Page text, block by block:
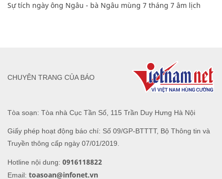
Sự tích ngày ông Ngâu - bà Ngâu mùng 7 tháng 7 âm lịch
Tòa soạn: Tòa nhà Cục Tần Số, 115 Trần Duy Hưng Hà Nội
Giấy phép hoạt động báo chí: Số 09/GP-BTTTT, Bộ Thông tin và
Truyền thông cấp ngày 07/01/2019.
Hotline nội dung: 0916118822
Email: toasoan@infonet.vn
CHUYÊN TRANG CỦA BÁO